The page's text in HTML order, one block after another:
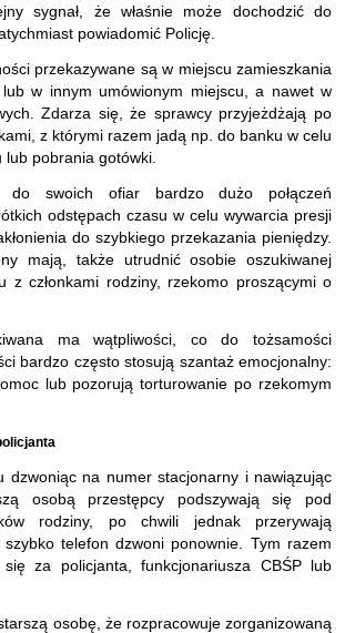
sygnał, że właśnie może dochodzić do
powiadomić Policję.
przekazywane są w miejscu zamieszkania
w innym umówionym miejscu, a nawet w
Zdarza się, że sprawcy przyjeżdżają po
z którymi razem jadą np. do banku w celu
pobrania gotówki.
do swoich ofiar bardzo dużo połączeń
odstępach czasu w celu wywarcia presji
do szybkiego przekazania pieniędzy.
mają, także utrudnić osobie oszukiwanej
z członkami rodziny, rzekomo proszącymi o
ma wątpliwości, co do tożsamości
bardzo często stosują szantaż emocjonalny:
lub pozorują torturowanie po rzekomym
dzwoniąc na numer stacjonarny i nawiązując
osobą przestępcy podszywają się pod
rodziny, po chwili jednak przerywają
szybko telefon dzwoni ponownie. Tym razem
za policjanta, funkcjonariusza CBŚP lub
osobę, że rozpracowuje zorganizowaną